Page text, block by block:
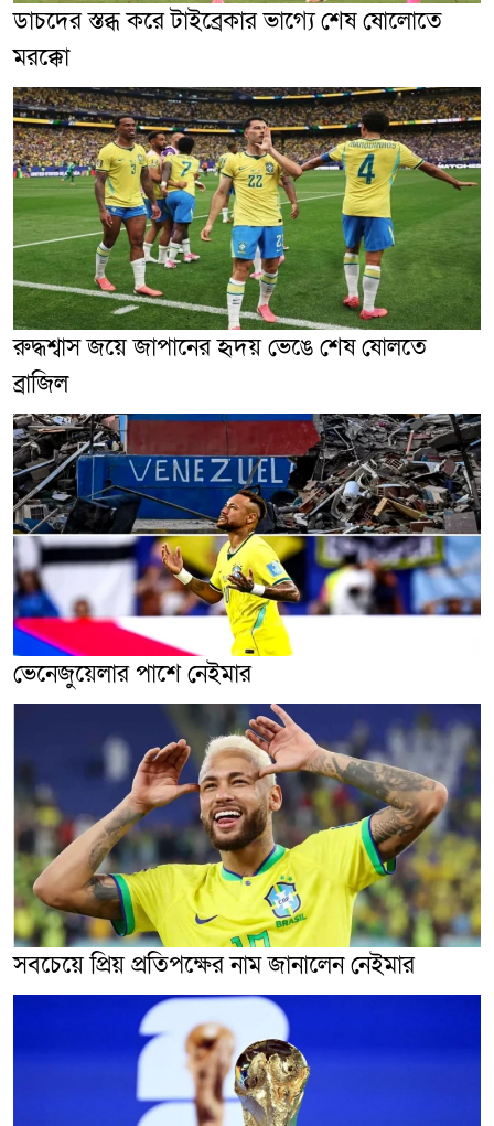
ডাচদের স্তব্ধ করে টাইব্রেকার ভাগ্যে শেষ ষোলোতে
মরক্কো
রুদ্ধশ্বাস জয়ে জাপানের হৃদয় ভেঙে শেষ ষোলতে
ব্রাজিল
ভেনেজুয়েলার পাশে নেইমার
সবচেয়ে প্রিয় প্রতিপক্ষের নাম জানালেন নেইমার